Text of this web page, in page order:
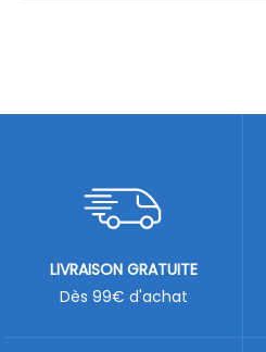
LIVRAISON GRATUITE
Dès 99€ d'achat